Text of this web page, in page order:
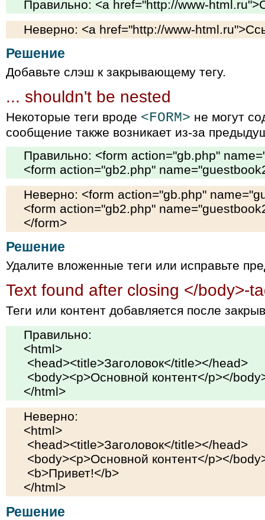
Правильно: <a href="http://www-
Неверно: <a href="http://www-
Решение
Добавьте слэш к закрывающему тегу.
... shouldn't be nested
Некоторые теги вроде <FORM> не могут
сообщение также возникает из-за
Правильно: <form action="gb.php"
<form action="gb2.php"
Неверно: <form action="gb.php"
<form action="gb2.php"
</form>
Решение
Удалите вложенные теги или исправьте
Text found after closing </body>-
Теги или контент добавляется после
Правильно:
<html>
<head><title>Заголовок</title></head>
<body><p>Основной контент</p></
</html>
Неверно:
<html>
<head><title>Заголовок</title></head>
<body><p>Основной контент</p></
<b>Привет!</b>
</html>
Решение